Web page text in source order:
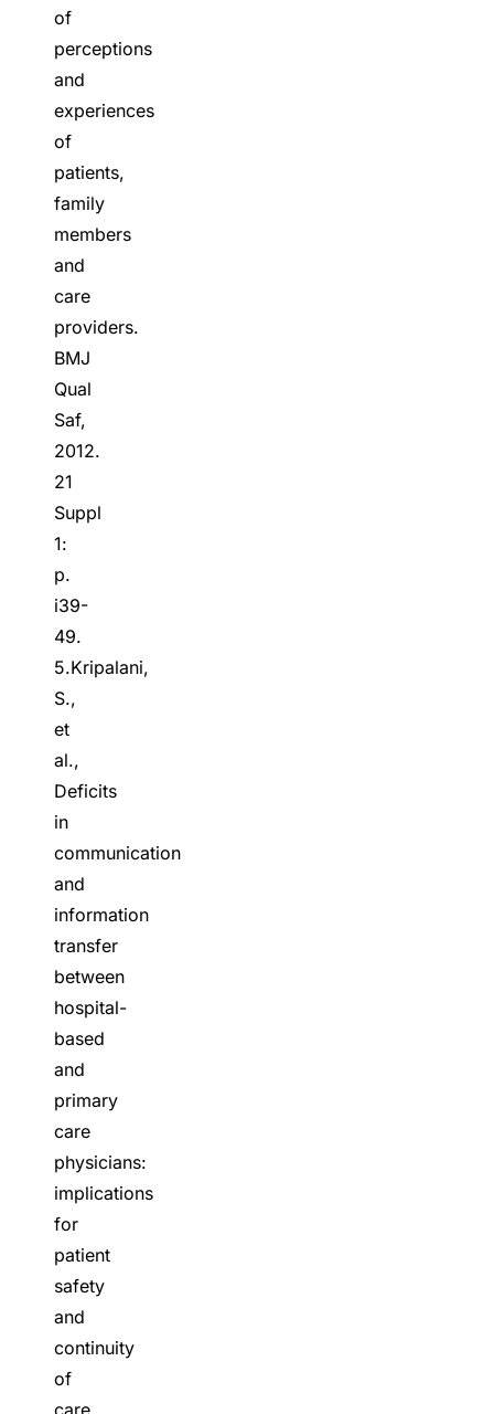
of
perceptions
and
experiences
of
patients,
family
members
and
care
providers.
BMJ
Qual
Saf,
2012.
21
Suppl
1:
p.
i39-
49.
5.Kripalani,
S.,
et
al.,
Deficits
in
communication
and
information
transfer
between
hospital-
based
and
primary
care
physicians:
implications
for
patient
safety
and
continuity
of